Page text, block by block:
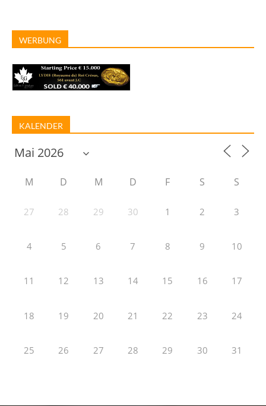
WERBUNG
KALENDER
M D M D F S S
27 28 29 30 1 2 3
4 5 6 7 8 9 10
11 12 13 14 15 16 17
18 19 20 21 22 23 24
25 26 27 28 29 30 31